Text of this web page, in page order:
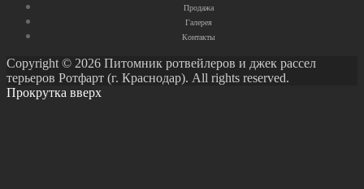
Продажа
Галерея
Контакты
Copyright © 2026 Питомник ротвейлеров и джек рассел
терьеров Ротфарт (г. Краснодар). All rights reserved.
Прокрутка вверх